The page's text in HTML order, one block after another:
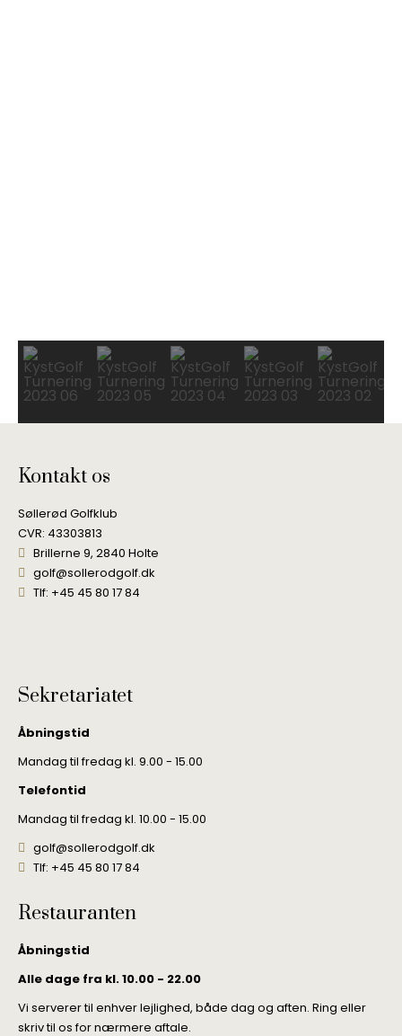
Kontakt os
Søllerød Golfklub
CVR: 43303813
Brillerne 9, 2840 Holte
golf@sollerodgolf.dk
Tlf: +45 45 80 17 84
Sekretariatet
Åbningstid
Mandag til fredag kl. 9.00 - 15.00
Telefontid
Mandag til fredag kl. 10.00 - 15.00
golf@sollerodgolf.dk
Tlf: +45 45 80 17 84
Restauranten
Åbningstid
Alle dage fra kl. 10.00 - 22.00
Vi serverer til enhver lejlighed, både dag og aften. Ring eller
skriv til os for nærmere aftale.